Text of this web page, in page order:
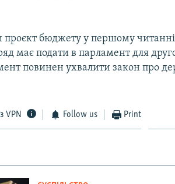
проєкт бюджету у першому
має подати в парламент для
повинен ухвалити закон про
VPN Follow us Print